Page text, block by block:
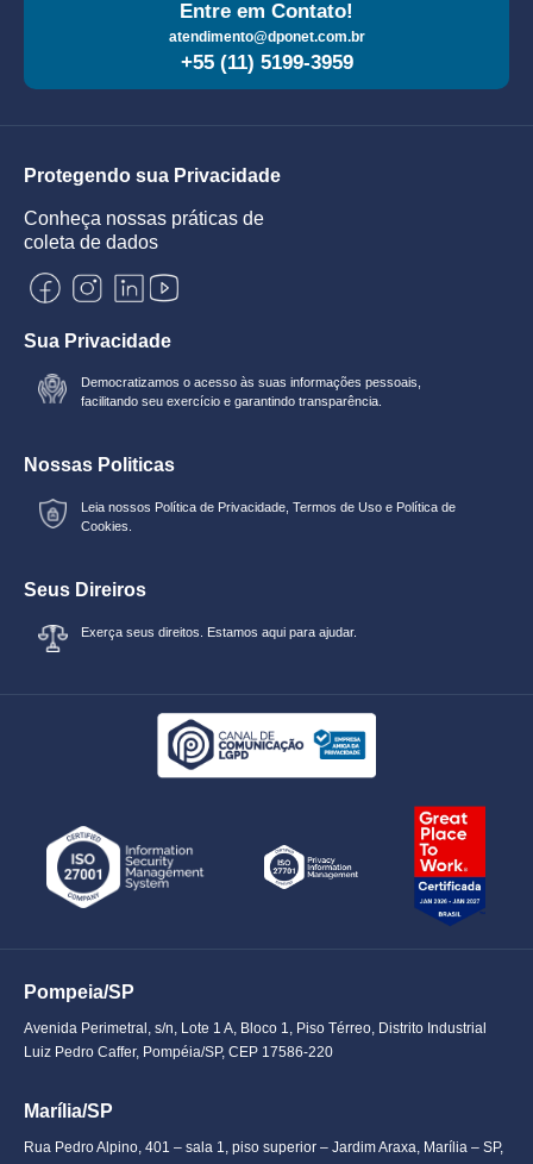
Entre em Contato!
atendimento@dponet.com.br
+55 (11) 5199-3959
Protegendo sua Privacidade
Conheça nossas práticas de
coleta de dados
Sua Privacidade
Democratizamos o acesso às suas informações pessoais,
facilitando seu exercício e garantindo transparência.
Nossas Politicas
Leia nossos Política de Privacidade ,Termos de Uso e Política de
Cookies.
Seus Direiros
Exerça seus direitos. Estamos aqui para ajudar.
Pompeia/SP
Avenida Perimetral, s/n, Lote 1 A, Bloco 1, Piso Térreo, Distrito Industrial
Luiz Pedro Caffer, Pompéia/SP, CEP 17586-220
Marília/SP
Rua Pedro Alpino, 401 – sala 1, piso superior – Jardim Araxa, Marília – SP,